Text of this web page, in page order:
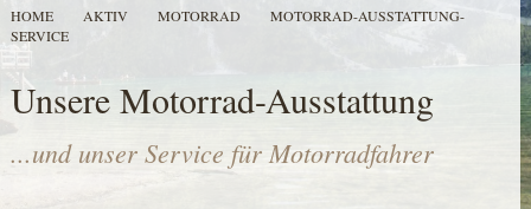
HOME AKTIV MOTORRAD
MOTORRAD-AUSSTATTUNG-
SERVICE
Unsere Motorrad-Ausstattung
...und unser Service für Motorradfahrer